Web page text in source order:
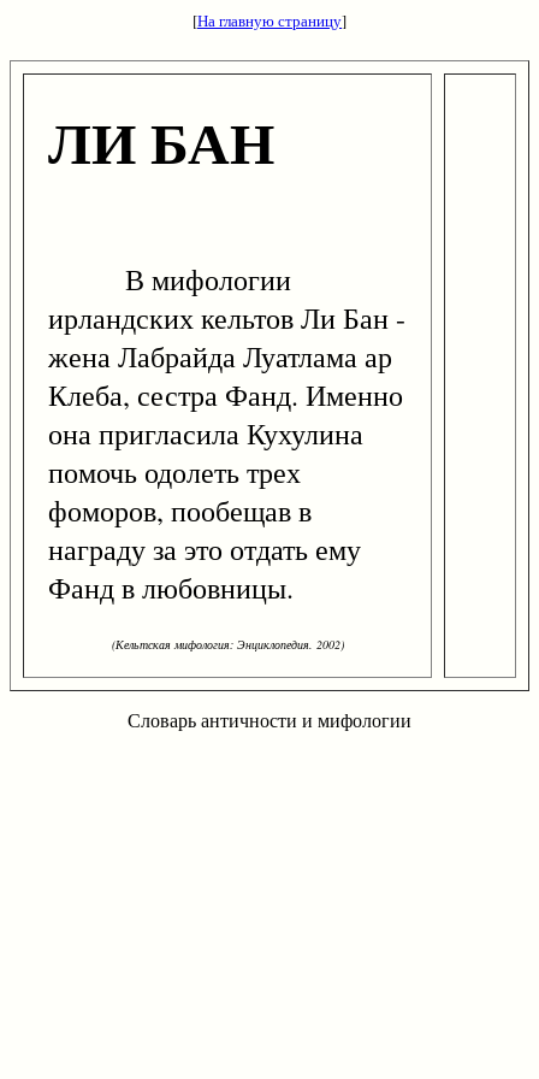
[На главную страницу]
ЛИ БАН
В мифологии
ирландских кельтов Ли Бан -
жена Лабрайда Луатлама ар
Клеба, сестра Фанд. Именно
она пригласила Кухулина
помочь одолеть трех
фоморов, пообещав в
награду за это отдать ему
Фанд в любовницы.
(Кельтская мифология: Энциклопедия. 2002)
Словарь античности и мифологии